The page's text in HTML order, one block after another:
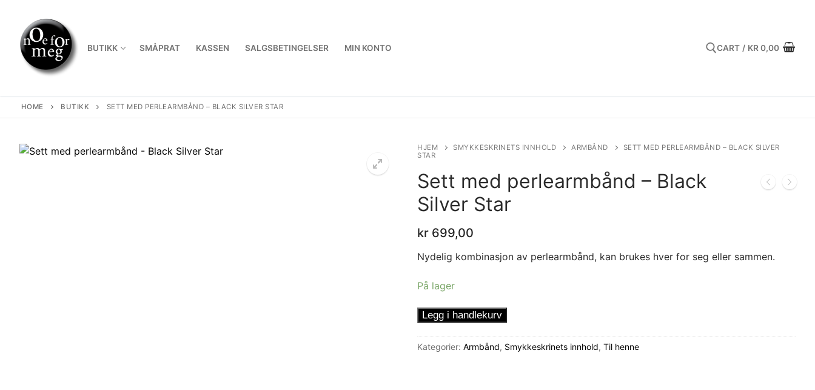
content
BUTIKK SMÅPRAT KASSEN SALGSBETINGELSER MIN KONTO CART / KR 0,00
HOME BUTIKK SETT MED PERLEARMBÅND – BLACK SILVER STAR
HJEM SMYKKESKRINETS INNHOLD ARMBÅND
SETT MED PERLEARMBÅND – BLACK SILVER
STAR
Sett med perlearmbånd – Black
Silver Star
kr 699,00
Nydelig kombinasjon av perlearmbånd, kan brukes hver for seg eller sammen.
På lager
Sett
perlearmbånd
Legg i handlekurv
Kategorier: Armbånd, Smykkeskrinets innhold, Til henne